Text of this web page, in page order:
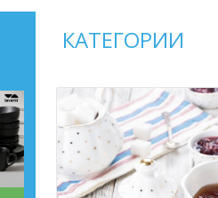
КАТЕГОРИИ